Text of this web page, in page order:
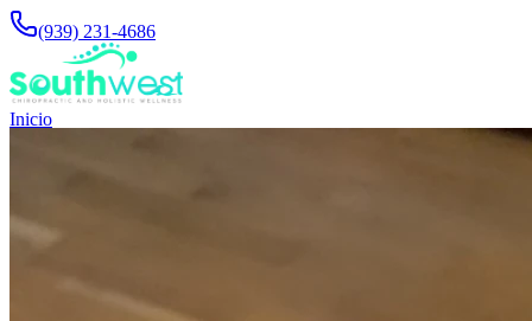
(939) 231-4686
Inicio
Pacientes Nuevos